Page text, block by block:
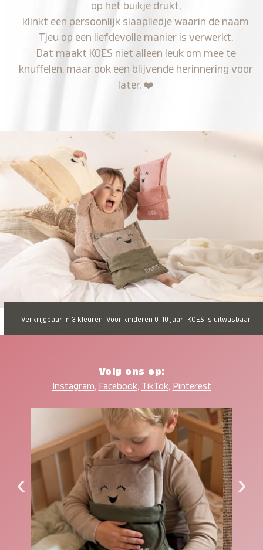
op het buikje drukt,
klinkt een persoonlijk slaapliedje waarin de naam
Tjeu op een liefdevolle manier is verwerkt.
Dat maakt KOES niet alleen leuk om mee te
knuffelen, maar ook een blijvende herinnering voor
later. ❤️
Verkrijgbaar in 3 kleuren Voor kinderen 0-10 jaar KOES is uitwasbaar
Volg ons op:
Instagram, Facebook, TikTok, Pinterest
‹ ›